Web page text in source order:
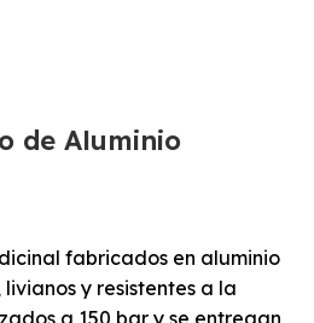
de Aluminio
fabricados en aluminio
y resistentes a la